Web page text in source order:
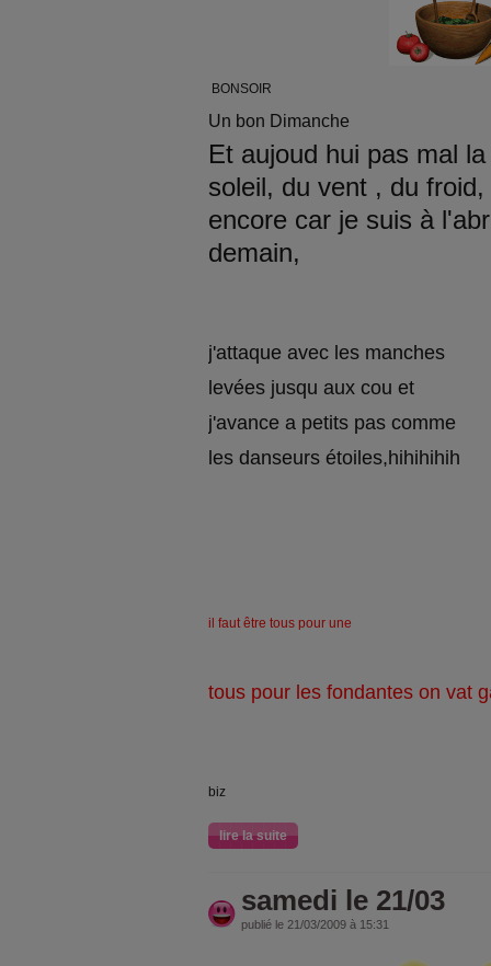
BONSOIR
Un bon Dimanche
Et aujoud hui pas mal
soleil, du vent , du
encore car je suis à
demain,
j'attaque avec les manches
levées jusqu aux cou et
j'avance a petits pas comme
les danseurs étoiles,hihihihih
il faut être tous pour une
tous pour les fondantes on vat
biz
lire la suite
samedi le 21/03
publié le 21/03/2009 à 15:31